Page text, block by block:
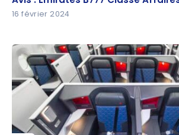
16 février 2024